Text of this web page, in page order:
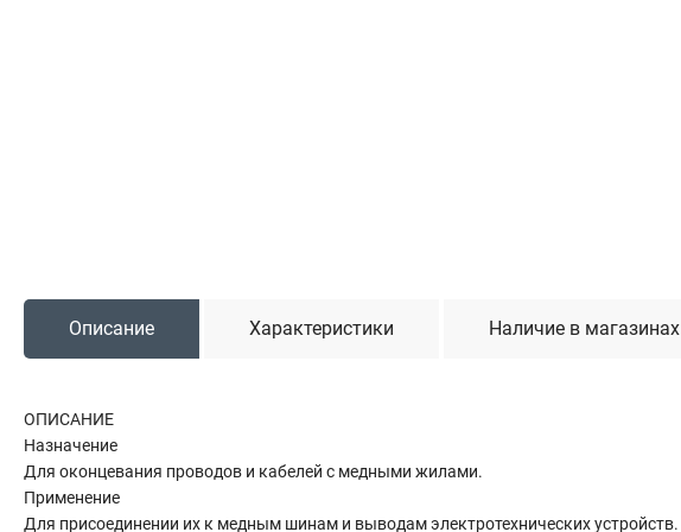
Тросы буксировочные
Описание Характеристики Наличие в магазинах
ОПИСАНИЕ
Назначение
Для оконцевания проводов и кабелей с медными жилами.
Применение
Для присоединении их к медным шинам и выводам электротехнических устройств.